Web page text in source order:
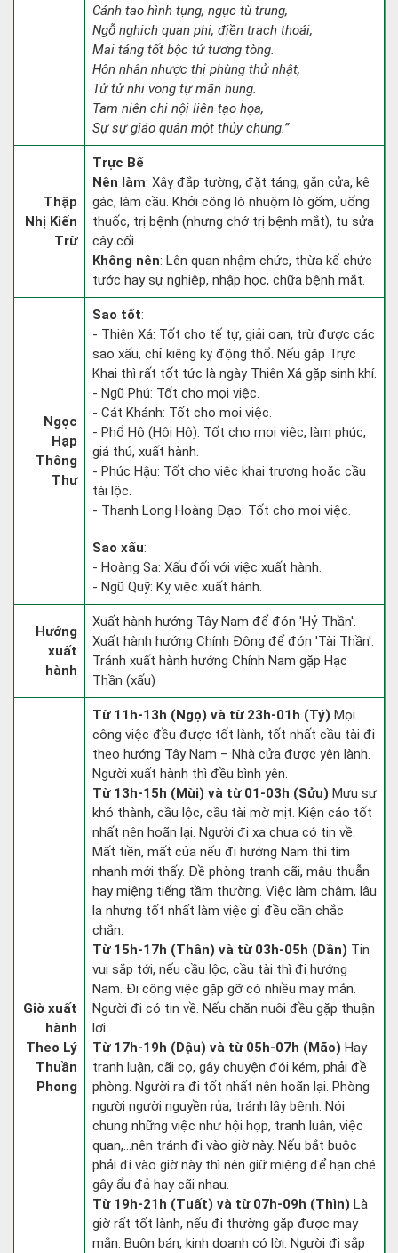
Cánh tao hình tụng, ngục tù trung,
Ngỗ nghịch quan phi, điền trạch thoái,
Mai táng tốt bộc tử tương tòng.
Hôn nhân nhược thị phùng thử nhật,
Tử tử nhi vong tự mãn hung.
Tam niên chi nội liên tạo họa,
Sự sự giáo quân một thủy chung.”
Thập
Nhị Kiến
Trừ
Trực Bế
Nên làm: Xây đắp tường, đặt táng, gắn cửa, kê
gác, làm cầu. Khởi công lò nhuộm lò gốm, uống
thuốc, trị bệnh (nhưng chớ trị bệnh mắt), tu sửa
cây cối.
Không nên: Lên quan nhậm chức, thừa kế chức
tước hay sự nghiệp, nhập học, chữa bệnh mắt.
Ngọc
Hạp
Thông
Thư
Sao tốt:
- Thiên Xá: Tốt cho tế tự, giải oan, trừ được các
sao xấu, chỉ kiêng kỵ động thổ. Nếu gặp Trực
Khai thì rất tốt tức là ngày Thiên Xá gặp sinh khí.
- Ngũ Phú: Tốt cho mọi việc.
- Cát Khánh: Tốt cho mọi việc.
- Phổ Hộ (Hội Hộ): Tốt cho mọi việc, làm phúc,
giá thú, xuất hành.
- Phúc Hậu: Tốt cho việc khai trương hoặc cầu
tài lộc.
- Thanh Long Hoàng Đạo: Tốt cho mọi việc.
Sao xấu:
- Hoàng Sa: Xấu đối với việc xuất hành.
- Ngũ Quỹ: Kỵ việc xuất hành.
Hướng
xuất
hành
Xuất hành hướng Tây Nam để đón 'Hỷ Thần'.
Xuất hành hướng Chính Đông để đón 'Tài Thần'.
Tránh xuất hành hướng Chính Nam gặp Hạc
Thần (xấu)
Giờ xuất
hành
Theo Lý
Thuần
Phong
Từ 11h-13h (Ngọ) và từ 23h-01h (Tý) Mọi
công việc đều được tốt lành, tốt nhất cầu tài đi
theo hướng Tây Nam – Nhà cửa được yên lành.
Người xuất hành thì đều bình yên.
Từ 13h-15h (Mùi) và từ 01-03h (Sửu) Mưu sự
khó thành, cầu lộc, cầu tài mờ mịt. Kiện cáo tốt
nhất nên hoãn lại. Người đi xa chưa có tin về.
Mất tiền, mất của nếu đi hướng Nam thì tìm
nhanh mới thấy. Đề phòng tranh cãi, mâu thuẫn
hay miệng tiếng tầm thường. Việc làm chậm, lâu
la nhưng tốt nhất làm việc gì đều cần chắc
chắn.
Từ 15h-17h (Thân) và từ 03h-05h (Dần) Tin
vui sắp tới, nếu cầu lộc, cầu tài thì đi hướng
Nam. Đi công việc gặp gỡ có nhiều may mắn.
Người đi có tin về. Nếu chăn nuôi đều gặp thuận
lợi.
Từ 17h-19h (Dậu) và từ 05h-07h (Mão) Hay
tranh luận, cãi cọ, gây chuyện đói kém, phải đề
phòng. Người ra đi tốt nhất nên hoãn lại. Phòng
người người nguyền rủa, tránh lây bệnh. Nói
chung những việc như hội họp, tranh luận, việc
quan,…nên tránh đi vào giờ này. Nếu bắt buộc
phải đi vào giờ này thì nên giữ miệng để hạn ché
gây ẩu đả hay cãi nhau.
Từ 19h-21h (Tuất) và từ 07h-09h (Thìn) Là
giờ rất tốt lành, nếu đi thường gặp được may
mắn. Buôn bán, kinh doanh có lời. Người đi sắp